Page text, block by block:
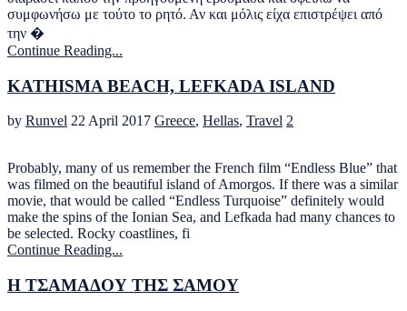
συμφωνήσω με τούτο το ρητό. Αν και μόλις είχα επιστρέψει από
την �
Continue Reading...
KATHISMA BEACH, LEFKADA ISLAND
by Runvel 22 April 2017 Greece, Hellas, Travel 2
Probably, many of us remember the French film “Endless Blue” that
was filmed on the beautiful island of Amorgos. If there was a similar
movie, that would be called “Endless Turquoise” definitely would
make the spins of the Ionian Sea, and Lefkada had many chances to
be selected. Rocky coastlines, fi
Continue Reading...
Η ΤΣΑΜΑΔΟΥ ΤΗΣ ΣΑΜΟΥ